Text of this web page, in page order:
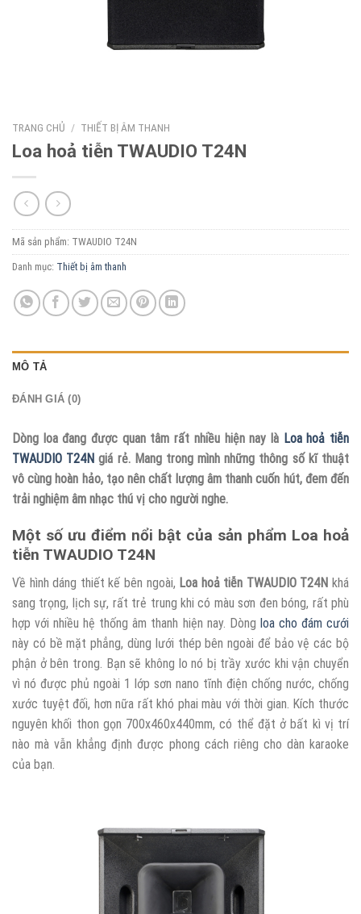
TRANG CHỦ / THIẾT BỊ ÂM THANH
Loa hoả tiễn TWAUDIO T24N
Mã sản phẩm: TWAUDIO T24N
Danh mục: Thiết bị âm thanh
MÔ TẢ
ĐÁNH GIÁ (0)
Dòng loa đang được quan tâm rất nhiều hiện nay là Loa hoả tiễn
TWAUDIO T24N giá rẻ. Mang trong mình những thông số kĩ thuật
vô cùng hoàn hảo, tạo nên chất lượng âm thanh cuốn hút, đem đến
trải nghiệm âm nhạc thú vị cho người nghe.
Một số ưu điểm nổi bật của sản phẩm Loa hoả
tiễn TWAUDIO T24N
Về hình dáng thiết kế bên ngoài, Loa hoả tiễn TWAUDIO T24N khá
sang trọng, lịch sự, rất trẻ trung khi có màu sơn đen bóng, rất phù
hợp với nhiều hệ thống âm thanh hiện nay. Dòng loa cho đám cưới
này có bề mặt phẳng, dùng lưới thép bên ngoài để bảo vệ các bộ
phận ở bên trong. Bạn sẽ không lo nó bị trầy xước khi vận chuyển
vì nó được phủ ngoài 1 lớp sơn nano tĩnh điện chống nước, chống
xước tuyệt đối, hơn nữa rất khó phai màu với thời gian. Kích thước
nguyên khối thon gọn 700x460x440mm, có thể đặt ở bất kì vị trí
nào mà vẫn khẳng định được phong cách riêng cho dàn karaoke
của bạn.